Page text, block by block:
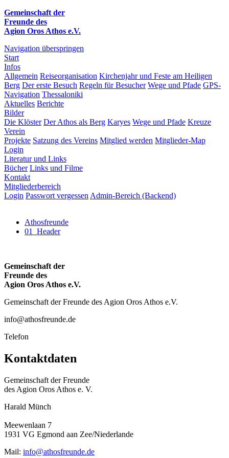
Gemeinschaft der
Freunde des
Agion Oros Athos e.V.
Navigation überspringen
Start
Infos
Allgemein Reiseorganisation Kirchenjahr und Feste am Heiligen
Berg Der erste Besuch Regeln für Besucher Wege und Pfade GPS-
Navigation Thessaloniki
Aktuelles Berichte
Bilder
Die Klöster Der Athos als Berg Karyes Wege und Pfade Kreuze
Verein
Projekte Satzung des Vereins Mitglied werden Mitglieder-Map
Login
Literatur und Links
Bücher Links und Filme
Kontakt
Mitgliederbereich
Login Passwort vergessen Admin-Bereich (Backend)
Athosfreunde
01_Header
Gemeinschaft der
Freunde des
Agion Oros Athos e.V.
Gemeinschaft der Freunde des Agion Oros Athos e.V.
info@athosfreunde.de
Telefon
Kontaktdaten
Gemeinschaft der Freunde
des Agion Oros Athos e. V.
Harald Münch
Meewenlaan 7
1931 VG Egmond aan Zee/Niederlande
Mail: info@athosfreunde.de